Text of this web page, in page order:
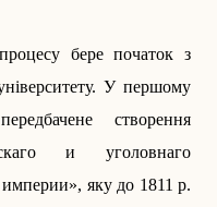
бере початок з
У першому
створення
и уголовнаго
империи», яку до 1811 р.